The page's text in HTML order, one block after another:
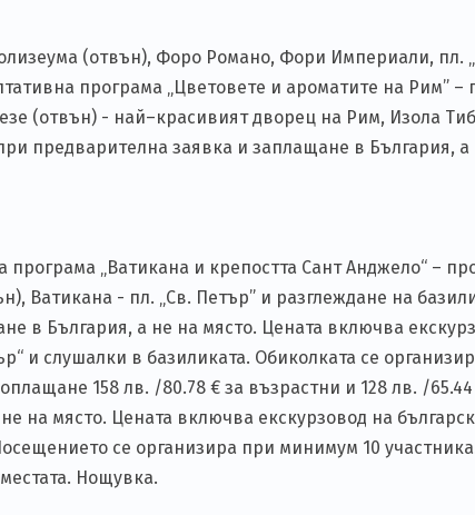
(отвън), Форо Романо, Фори Империали, пл.
програма „Цветовете и ароматите на Рим” –
(отвън) - най–красивият дворец на Рим, Изола
предварителна заявка и заплащане в България, а
„Ватикана и крепостта Сант Анджело“ –
Ватикана - пл. „Св. Петър” и разглеждане на
в България, а не на място. Цената включва
и слушалки в базиликата. Обиколката се
158 лв. /80.78 € за възрастни и 128 лв. /
на място. Цената включва екскурзовод на
се организира при минимум 10
Нощувка.